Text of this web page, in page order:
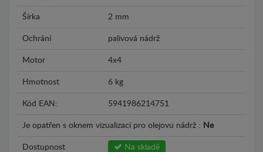
Šírka 2 mm
Ochrání palivová nádrž
Motor 4x4
Hmotnost 6 kg
Kód EAN: 5941986214751
Je opatřen s oknem vizualizací pro olejovu nádrž : Ne
Dostupnost Na skladě